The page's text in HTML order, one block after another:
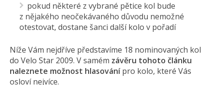
pokud některé z vybrané pětice kol bude
z nějakého neočekávaného důvodu nemožné
otestovat, dostane šanci další kolo v pořadí
Níže Vám nejdříve představíme 18 nominovaných kol
do Velo Star 2009. V samém závěru tohoto článku
naleznete možnost hlasovánípro kolo, které Vás
osloví nejvíce.